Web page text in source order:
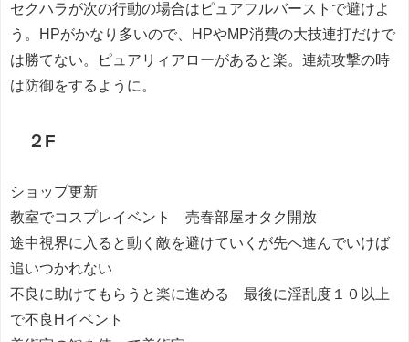
セクハラが次の行動の場合はピュアフルバーストで避けよ
う。HPがかなり多いので、HPやMP消費の大技連打だけで
は勝てない。ピュアリィアローがあると楽。連続攻撃の時
は防御をするように。
２F
ショップ更新
教室でコスプレイベント 売春部屋オタク開放
途中視界に入ると動く敵を避けていくが先へ進んでいけば
追いつかれない
不良に助けてもらうと楽に進める 最後に淫乱度１０以上
で不良Hイベント